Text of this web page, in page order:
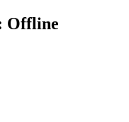
Offline